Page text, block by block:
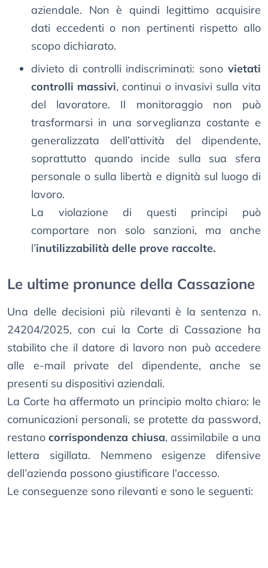
aziendale. Non è quindi legittimo acquisire
dati eccedenti o non pertinenti rispetto allo
scopo dichiarato.
divieto di controlli indiscriminati: sono vietati
controlli massivi, continui o invasivi sulla vita
del lavoratore. Il monitoraggio non può
trasformarsi in una sorveglianza costante e
generalizzata dell’attività del dipendente,
soprattutto quando incide sulla sua sfera
personale o sulla libertà e dignità sul luogo di
lavoro.
La violazione di questi principi può
comportare non solo sanzioni, ma anche
l’inutilizzabilità delle prove raccolte.
Le ultime pronunce della Cassazione
Una delle decisioni più rilevanti è la sentenza n.
24204/2025, con cui la Corte di Cassazione ha
stabilito che il datore di lavoro non può accedere
alle e-mail private del dipendente, anche se
presenti su dispositivi aziendali.
La Corte ha affermato un principio molto chiaro: le
comunicazioni personali, se protette da password,
restanocorrispondenza chiusa, assimilabile a una
lettera sigillata. Nemmeno esigenze difensive
dell’azienda possono giustificare l’accesso.
Le conseguenze sono rilevanti e sono le seguenti: